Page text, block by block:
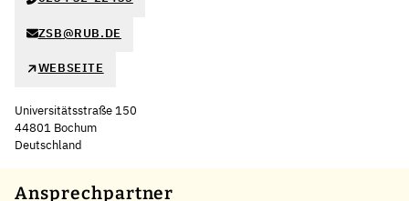
ZSB@RUB.DE
WEBSEITE
Universitätsstraße 150
44801 Bochum
Deutschland
+
Ansprechpartner